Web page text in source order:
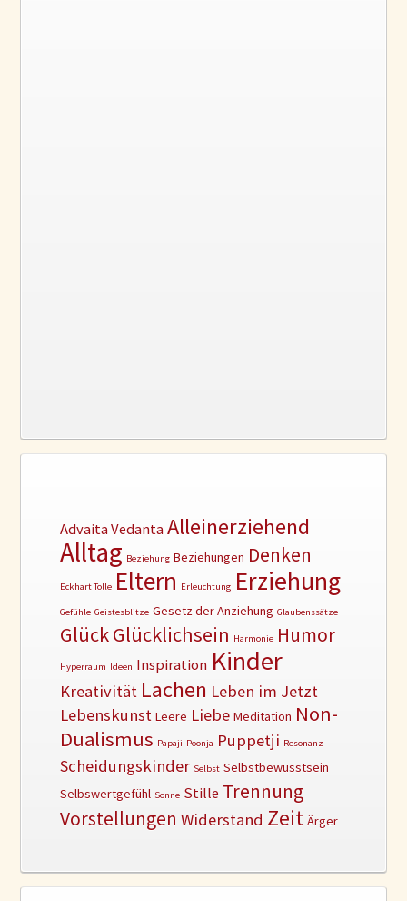
Advaita Vedanta Alleinerziehend
Alltag Beziehung Beziehungen Denken
Eckhart Tolle Eltern Erleuchtung Erziehung
Gefühle Geistesblitze Gesetz der Anziehung Glaubenssätze
GlückGlücklichsein Harmonie Humor
Hyperraum Ideen Inspiration Kinder
Kreativität Lachen Leben im Jetzt
Lebenskunst Leere Liebe Meditation Non-
Dualismus Papaji Poonja Puppetji Resonanz
Scheidungskinder Selbst Selbstbewusstsein
Selbswertgefühl Sonne Stille Trennung
Vorstellungen Widerstand Zeit Ärger